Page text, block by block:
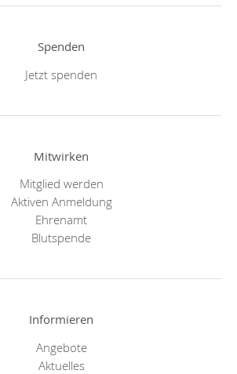
Spenden
Jetzt spenden
Mitwirken
Mitglied werden
Aktiven Anmeldung
Ehrenamt
Blutspende
Informieren
Angebote
Aktuelles